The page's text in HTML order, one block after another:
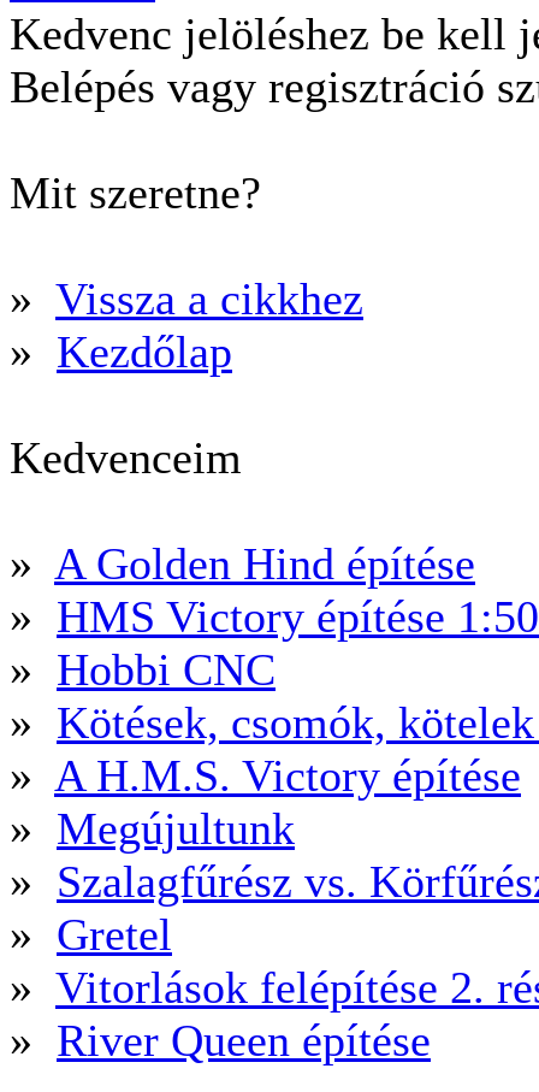
Kedvenc jelöléshez be kell
Belépés vagy regisztráció
Mit szeretne?
» Vissza a cikkhez
» Kezdőlap
Kedvenceim
» A Golden Hind építése
» HMS Victory építése
» Hobbi CNC
» Kötések, csomók,
» A H.M.S. Victory építése
» Megújultunk
» Szalagfűrész vs.
» Gretel
» Vitorlások felépítése 2.
» River Queen építése